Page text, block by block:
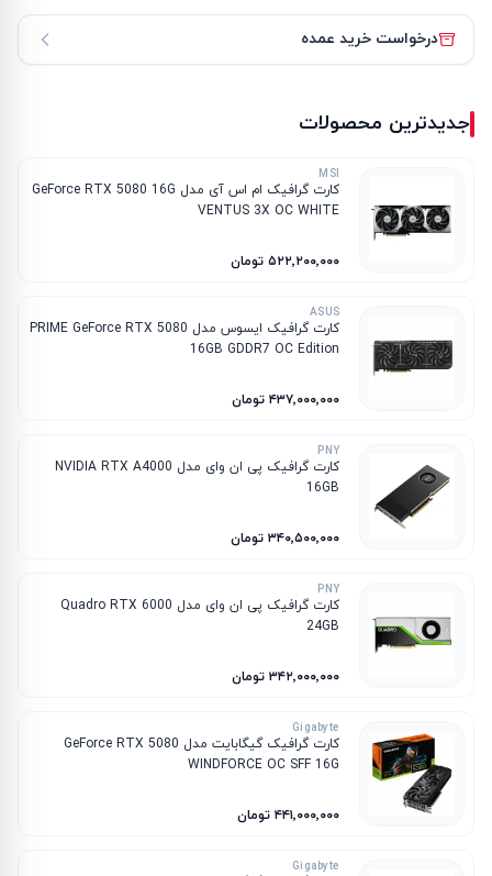
درخواست خرید عمده
جدیدترین محصولات
MSI
کارت گرافیک ام‌ اس‌ آی مدل GeForce RTX 5080 16G
VENTUS 3X OC WHITE
۵۲۲٬۲۰۰٬۰۰۰ تومان
ASUS
کارت گرافیک ایسوس مدل PRIME GeForce RTX 5080
16GB GDDR7 OC Edition
۴۳۷٬۰۰۰٬۰۰۰ تومان
PNY
کارت گرافیک پی ان وای مدل NVIDIA RTX A4000
16GB
۳۴۰٬۵۰۰٬۰۰۰ تومان
PNY
کارت گرافیک پی ان وای مدل Quadro RTX 6000
24GB
۳۴۲٬۰۰۰٬۰۰۰ تومان
Gigabyte
کارت گرافیک گیگابایت مدل GeForce RTX 5080
WINDFORCE OC SFF 16G
۴۴۱٬۰۰۰٬۰۰۰ تومان
Gigabyte